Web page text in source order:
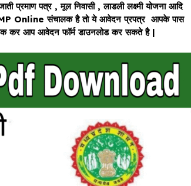
प्रमाण पत्र , मूल निवासी , लाडली लक्ष्मी योजना आदि
Online संचालक है तो ये आवेदन प्रपत्र आपके पास
कर आप आवेदन फॉर्म डाउनलोड कर सकते है |